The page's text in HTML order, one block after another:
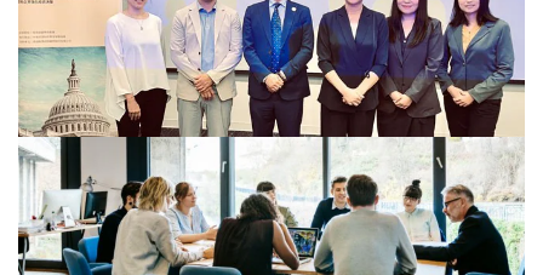
2026-07-31
供應鏈重組下 台商須掌握赴美投資